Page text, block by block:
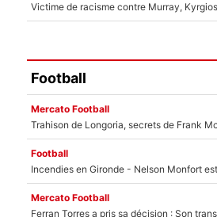
Football
Mercato Football
Football
Mercato Football